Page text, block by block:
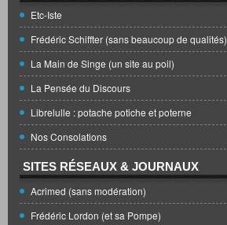
Etc-Iste
Frédéric Schiffter (sans beaucoup de qualités)
La Main de Singe (un site au poil)
La Pensée du Discours
Librelulle : potache potiche et poterne
Nos Consolations
SITES RÉSEAUX & JOURNAUX
Acrimed (sans modération)
Frédéric Lordon (et sa Pompe)